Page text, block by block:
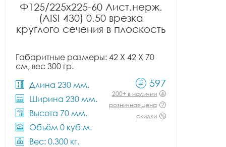
Ф125/225x225-60 Лист.нерж.
(AISI 430) 0.50 врезка
круглого сечения в плоскость
Габаритные размеры: 42 X 42 X 70
см, вес 300 гр.
Длина 230 мм.
Ширина 230 мм.
Высота 70 мм.
Объём 0 куб.м.
Вес: 0.300 кг.
597
200+ в наличии
розничная цена
скидки